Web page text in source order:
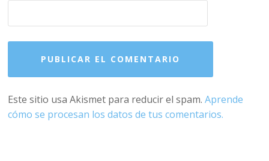
Este sitio usa Akismet para reducir el spam.Aprende
cómo se procesan los datos de tus comentarios.